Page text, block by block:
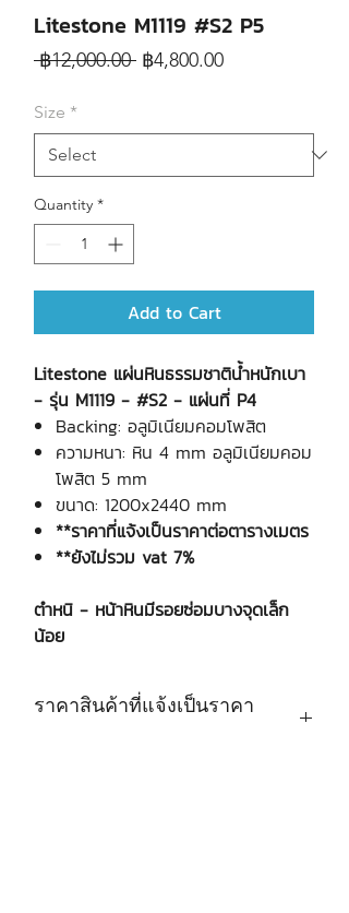
Litestone M1119 #S2 P5
฿12,000.00 Regular
฿4,800.00Sale
Size *
Quantity *
Add to Cart
Litestone แผ่นหินธรรมชาติน้ำหนักเบา
- รุ่น M1119 - #S2 - แผ่นที่ P4
Backing: อลูมิเนียมคอมโพสิต
ความหนา: หิน 4 mm อลูมิเนียมคอม
โพสิต 5 mm
ขนาด: 1200x2440 mm
**ราคาที่แจ้งเป็นราคาต่อตารางเมตร
**ยังไม่รวม vat 7%
ตำหนิ - หน้าหินมีรอยซ่อมบางจุดเล็ก
น้อย
ราคาสินค้าที่แจ้งเป็นราคา